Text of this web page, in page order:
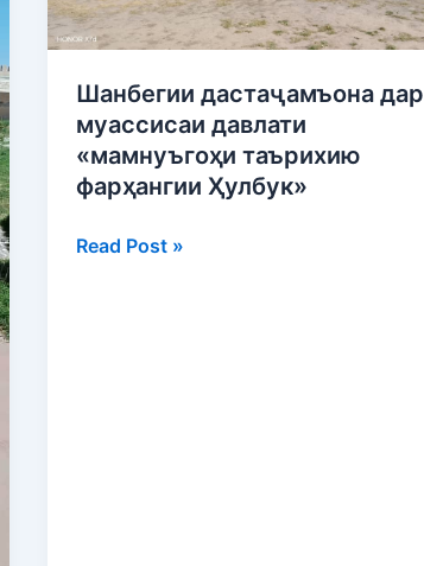
Шанбегии дастаҷамъона дар
муассисаи давлати
«мамнуъгоҳи таърихию
фарҳангии Ҳулбук»
«мамнуъгоҳи
таърихию
фарҳангии
Ҳулбук»
Read Post »